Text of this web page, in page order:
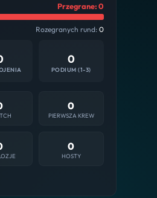
Przegrane: 0
Rozegranych rund: 0
0
PODIUM (1-3)
0
PIERWSZA KREW
0
HOSTY